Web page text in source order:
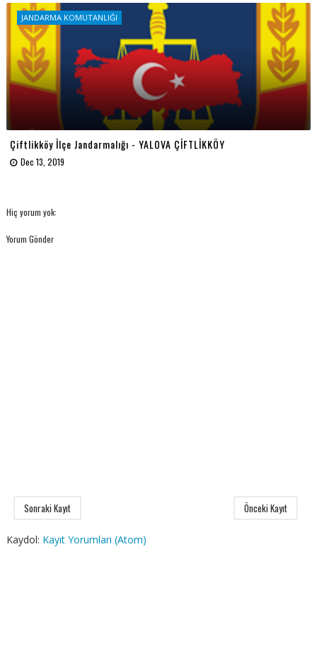
JANDARMA KOMUTANLIĞI
Çiftlikköy İlçe Jandarmalığı - YALOVA ÇİFTLİKKÖY
Dec 13, 2019
Hiç yorum yok:
Yorum Gönder
Sonraki Kayıt Önceki Kayıt
Kaydol: Kayıt Yorumları (Atom)